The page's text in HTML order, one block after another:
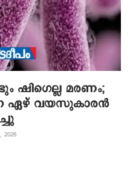
ഷിഗെല്ല മരണം;
ഏഴ് വയസുകാരൻ
2026